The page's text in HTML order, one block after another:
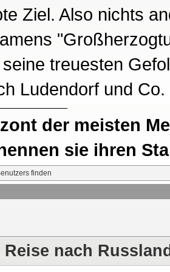
Ziel. Also nichts
treuesten
Ludendorf und Co.
der meisten
sie ihren
Reise nach